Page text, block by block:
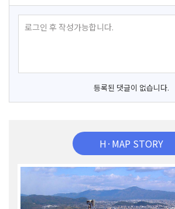
등록된 댓글이 없습니다.
H·MAP STORY